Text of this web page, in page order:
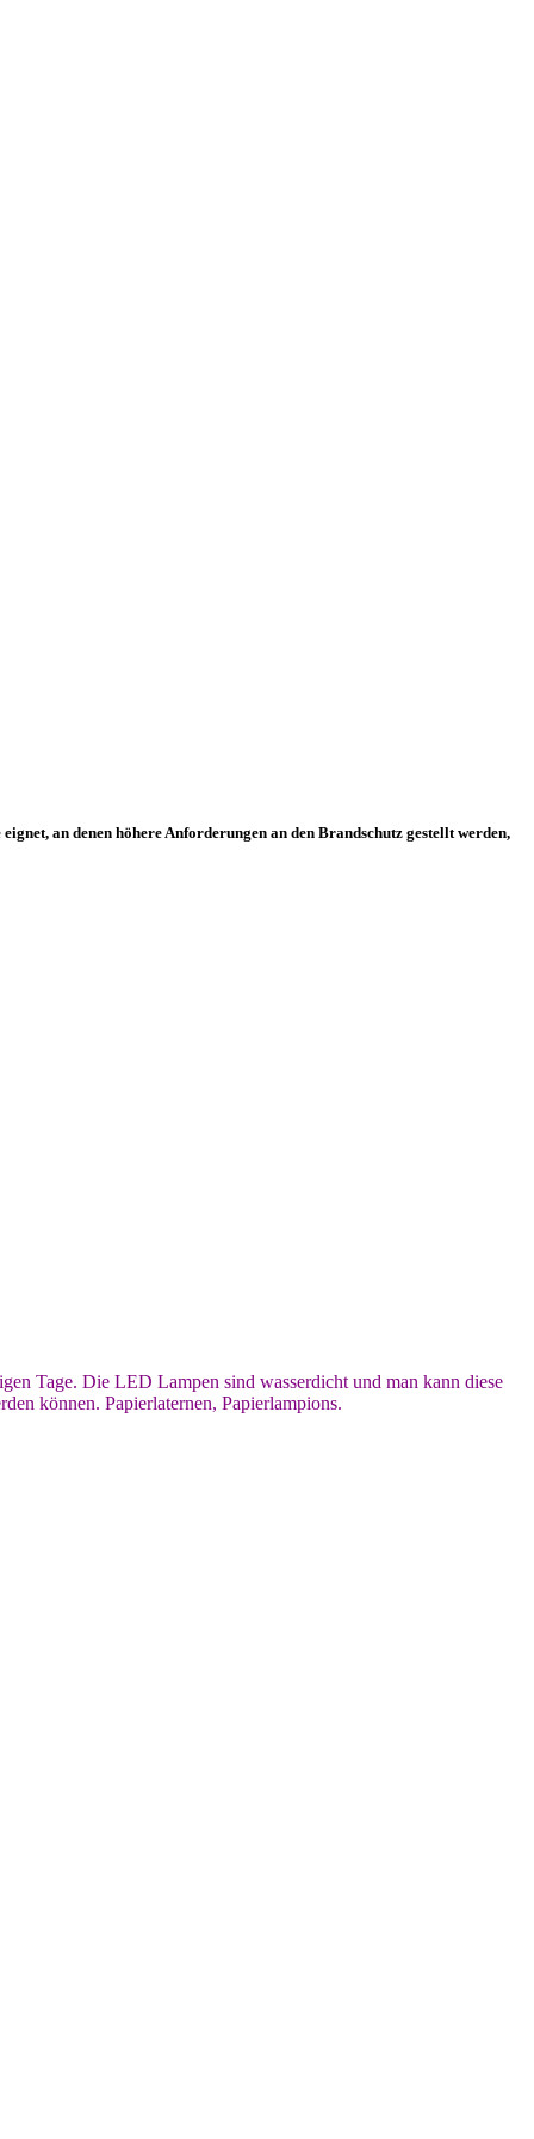
an denen höhere Anforderungen an den Brandschutz gestellt werden,
Tage. Die LED Lampen sind wasserdicht und man kann diese
können. Papierlaternen, Papierlampions.